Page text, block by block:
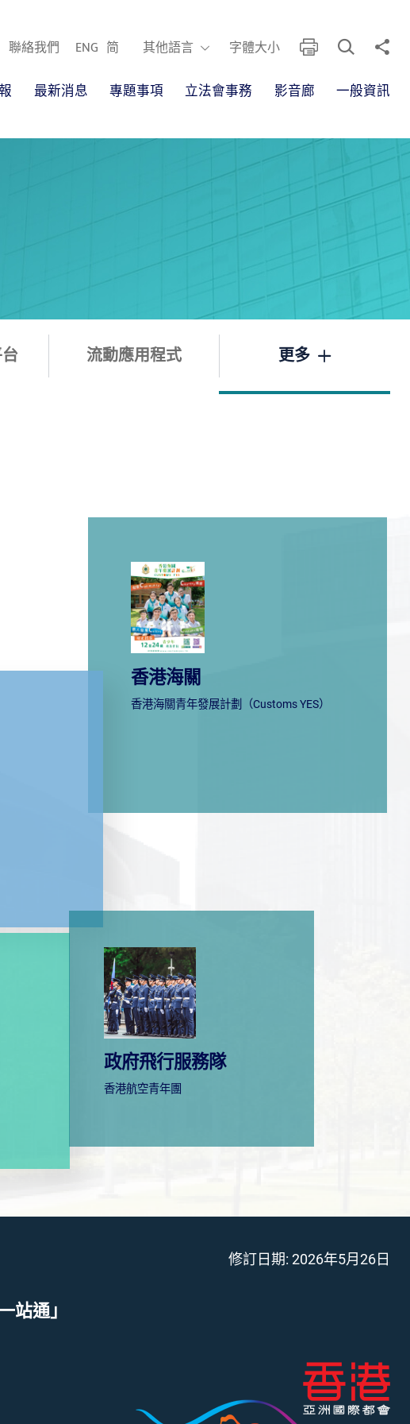
聯絡我們 ENG 简 其他語言
其他語言 字體大小 列印 開啟搜尋框
分享
最新消息 專題事項 立法會事務 影音廊 一般資訊
流動應用程式 更多
香港海關
香港海關青年發展計劃（Customs YES）
政府飛行服務隊
香港航空青年團
站通」
修訂日期: 2026年5月26日